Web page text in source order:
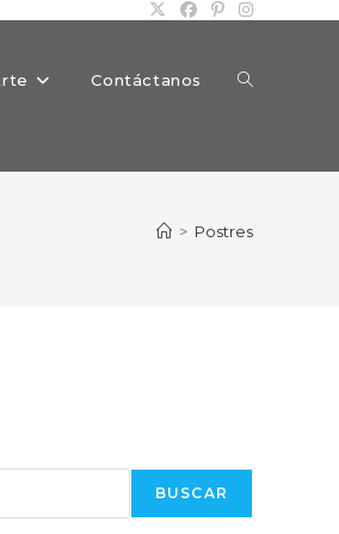
Contáctanos Alternar
> Postres
BUSCAR